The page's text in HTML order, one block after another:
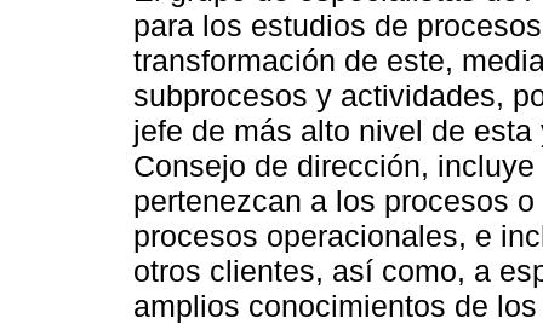
para los estudios de
transformación de este,
subprocesos y actividades,
jefe de más alto nivel de
Consejo de dirección,
pertenezcan a los procesos
procesos operacionales, e
otros clientes, así como, a
amplios conocimientos de